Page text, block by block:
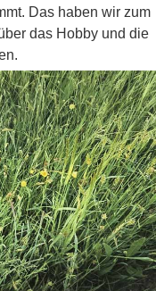
Das haben wir zum
das Hobby und die